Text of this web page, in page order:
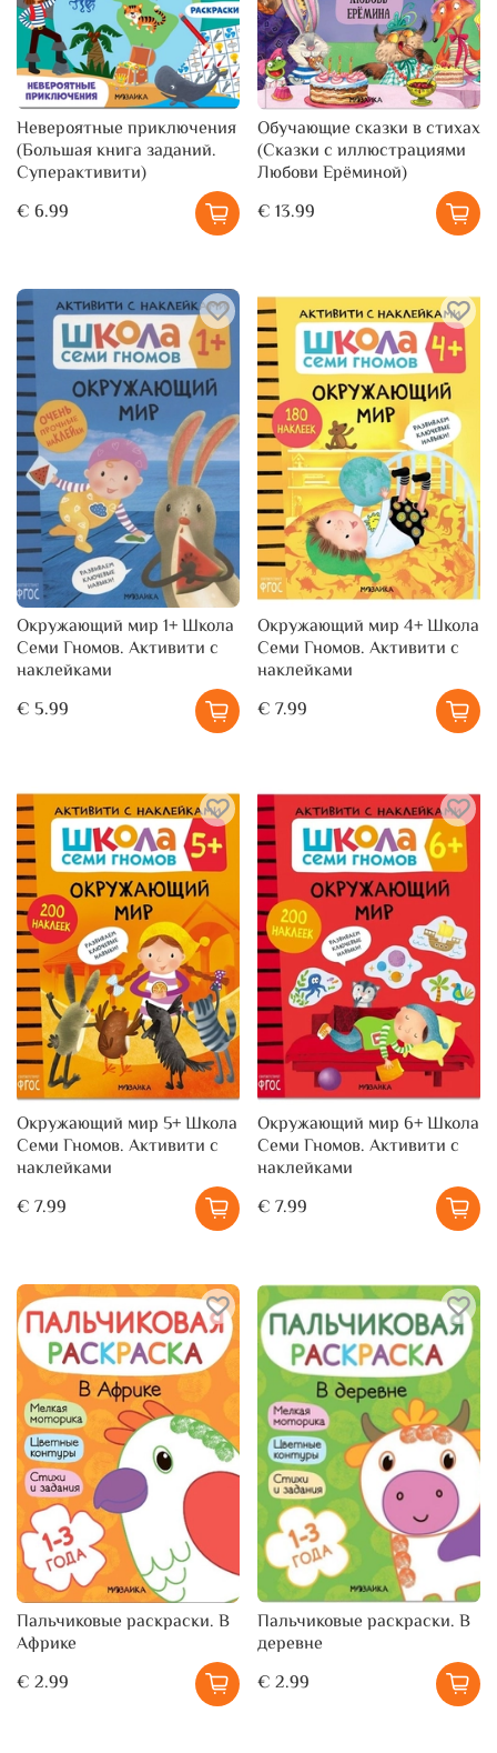
Невероятные приключения
(Большая книга заданий.
Суперактивити)
€ 6.99
Обучающие сказки в стихах
(Сказки с иллюстрациями
Любови Ерёминой)
€ 13.99
Окружающий мир 1+ Школа
Семи Гномов. Активити с
наклейками
€ 5.99
Окружающий мир 4+ Школа
Семи Гномов. Активити с
наклейками
€ 7.99
Окружающий мир 5+ Школа
Семи Гномов. Активити с
наклейками
€ 7.99
Окружающий мир 6+ Школа
Семи Гномов. Активити с
наклейками
€ 7.99
Пальчиковые раскраски. В
Африке
€ 2.99
Пальчиковые раскраски. В
деревне
€ 2.99